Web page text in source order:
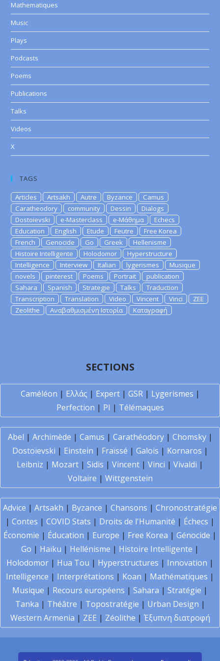
Mathematiques
Music
Plays
Podcasts
Poems
Publications
Talks
Videos
X
TAGS
Articles Artsakh Autre Byzance
Camus
Caratheodory
community Dessin
Dialogs
Dostoievski
e-Masterclass e-Μάθημα
Echecs
Education
English Etude Feutre
Free Korea
French
Genocide Go Greek
Hellenisme
Histoire Intelligente
Holodomor
Hyperstructure
Intelligence
Interview Italian lygerismes
Musique
novels
pinterest Poems Portrait
publication
Sahara
Spanish Strategie Talks
Traduction
Transcription
Translation Video Vincent Vinci
ZEE
Zeolithe
Αναβαθμισμένη Ιστορία Καταγραφή
SECTIONS
Caméléon | Ελλάς | Expert| GSR| Lygerismes |
Perfection | PI | Télémaques
Abel | Archimède | Camus | Carathéodory| Chomsky|
Dostoïevski | Einstein | Fraïssé | Galois | Kornaros |
Leibniz | Mozart | Sidis | Vincent | Vinci | Vivaldi |
Voltaire | Wittgenstein
Advice | Artsakh | Byzance | Chansons | Chronostratégie
| Contes | COVID Stats | Droits de l'Humanité | Échecs |
Économie | Éducation | Europe | Free Korea | Génocide |
Go | Haïku | Hellénisme | Histoire Intelligente |
Holodomor | Hua Tou | Hyperstructures | Innovation |
Intelligence | Interprétations | Koan | Mathématiques |
Musique | Recours européens | Sahara | Stratégie |
Tanka | Théâtre | Topostratégie | Urban Design |
Western Armenia | ZEE | Zéolithe | Έξυπνη διατροφή